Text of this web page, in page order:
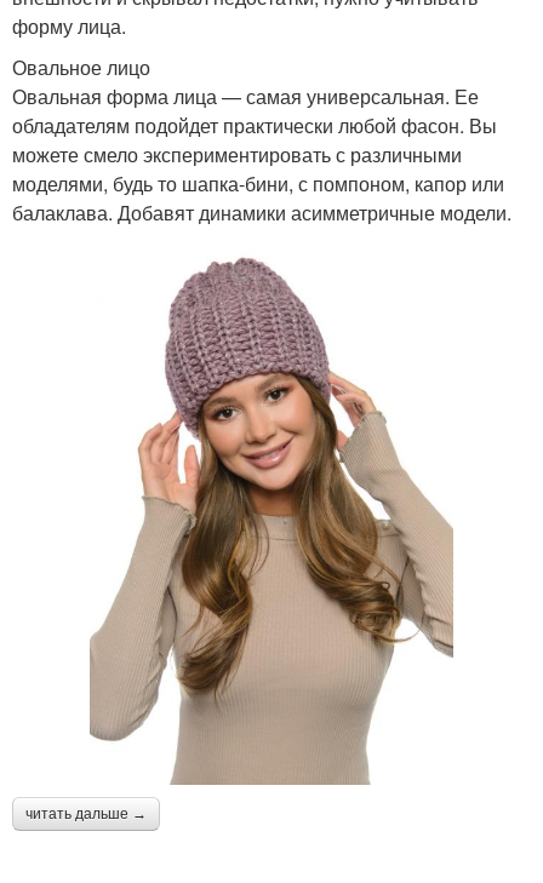
форму лица.
Овальное лицо
Овальная форма лица — самая универсальная. Ее
обладателям подойдет практически любой фасон. Вы
можете смело экспериментировать с различными
моделями, будь то шапка-бини, с помпоном, капор или
балаклава. Добавят динамики асимметричные модели.
читать дальше →